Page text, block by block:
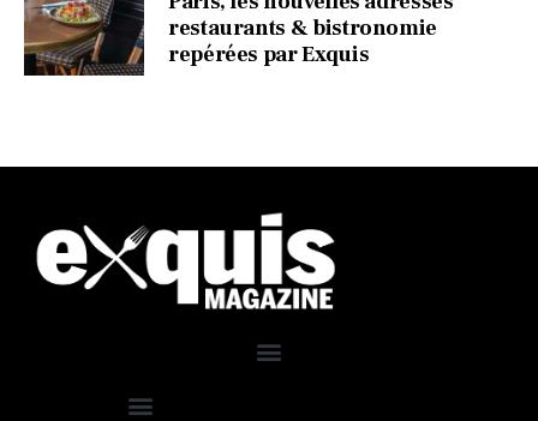
restaurants & bistronomie
repérées par Exquis